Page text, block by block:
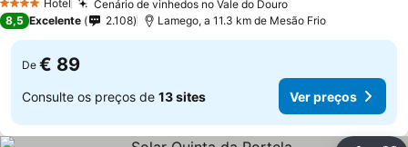
4 EstrelasHotel Cenário de vinhedos no Vale do Douro
8,5 Excelente 2.108 Lamego, a 11.3 km de Mesão Frio
De € 89
Consulte os preços de 13 sites Ver preços